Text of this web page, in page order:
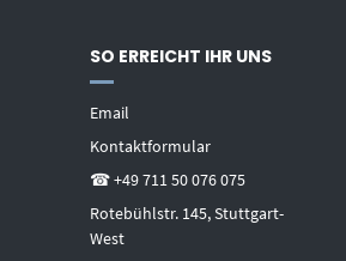
SO ERREICHT IHR UNS
Email
Kontaktformular
☎ +49 711 50 076 075
Rotebühlstr. 145, Stuttgart-
West